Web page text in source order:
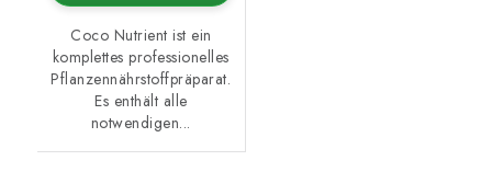
Coco Nutrient ist ein
komplettes professionelles
Pflanzennährstoffpräparat.
Es enthält alle
notwendigen...